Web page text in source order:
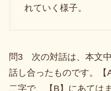
れていく様子。
問3 次の対話は、本文
話し合ったものです。【
二字で、【B】にあては